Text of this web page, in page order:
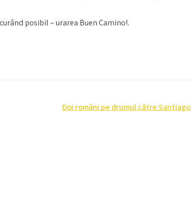
posibil – urarea Buen Camino!.
Doi români pe drumul către Santiago